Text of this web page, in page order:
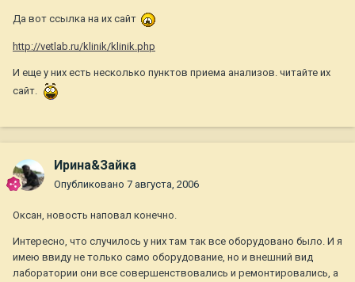
Да вот ссылка на их сайт
http://vetlab.ru/klinik/klinik.php
И еще у них есть несколько пунктов приема анализов. читайте их
сайт.
Ирина&Зайка
Опубликовано 7 августа, 2006
Оксан, новость наповал конечно.
Интересно, что случилось у них там так все оборудовано было. И я
имею ввиду не только само оборудование, но и внешний вид
лаборатории они все совершенствовались и ремонтировались, а